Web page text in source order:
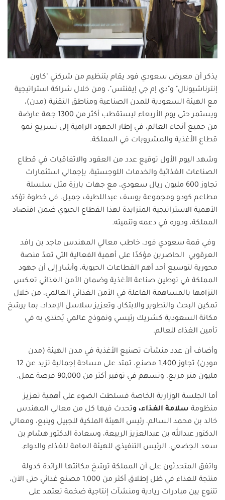
يذكر أن معرض سعودي فود يقام بتنظيم من شركتي "كاون
إنترناشيونال" و"دي إم جي إيفنتس"، ومن خلال شراكة استراتيجية
مع الهيئة السعودية للمدن الصناعية ومناطق التقنية (مدن)،
ويستمر حتى يوم الأربعاء ليستقطب أكثر من 1300 جهة عارضة
من جميع أنحاء العالم، في إطار الجهود الرامية إلى تسريع نمو
قطاع الأغذية والمشروبات في المملكة.
وشهد اليوم الأول توقيع عدد من العقود والاتفاقيات في قطاع
الصناعات الغذائية والخدمات اللوجستية، بإجمالي استثمارات
تجاوز 600 مليون ريال سعودي، مع جهات بارزة مثل سلسلة
مطاعم كودو ومجموعة يوسف عبداللطيف جميل، في خطوة تؤكد
الأهمية الاستراتيجية المتزايدة لهذا القطاع الحيوي ضمن اقتصاد
المملكة، ودوره في دعمه وتنميته.
وفي قمة سعودي فود، خاطب معالي المهندس ماجد بن رافد
العرقوبي الحاضرين مؤكدًا على أهمية الفعالية التي تعدّ منصة
محورية لتوسيع أحد أهم القطاعات الحيوية، وأشار إلى أن جهود
المملكة في توطين صناعة الأغذية وضمان الأمن الغذائي تعكس
التزامها بالمساهمة الفاعلة في الأمن الغذائي العالمي، من خلال
تمكين البحث والتطوير والابتكار، وتعزيز سلاسل الإمداد، بما يرسّخ
مكانة السعودية كشريك رئيسي ونموذج عالمي يُحتذى به في
تأمين الغذاء للعالم.
وأضاف أن عدد منشآت تصنيع الأغذية في مدن الهيئة (مدن
مودِن) تجاوز 1,400 مصنع، تمتد على مساحة إجمالية تزيد عن 12
مليون متر مربع، وتسهم في توفير أكثر من 90,000 فرصة عمل
.
أما الجلسة الوزارية الخاصة فسلطت الضوء على أهمية تعزيز
منظومة سلامة الغذاء، وتحدث فيها كل من معالي المهندس
خالد بن محمد السالم، رئيس الهيئة الملكية للجبيل وينبع، ومعالي
الدكتور عبدالله بن عبدالعزيز الربيعة، وسعادة الدكتور هشام بن
سعد الجضعي، الرئيس التنفيذي للهيئة العامة للغذاء والدواء.
واتفق المتحدثون على أن المملكة ترسّخ مكانتها الرائدة كدولة
منتجة للغذاء في ظل إطلاق أكثر من 1,000 مصنع غذائي حتى الآن،
تتنوع بين مبادرات ريادية ومنشآت إنتاجية ضخمة تعتمد على